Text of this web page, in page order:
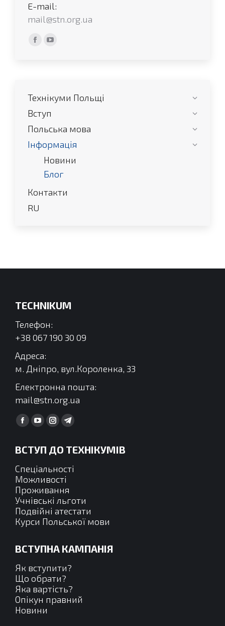
E-mail:
mail@stn.org.ua
Find us on:
Facebook
новому
вікні
YouTube
новому
вікні
Технікуми Польщі
Вступ
Польська мова
Інформація
Новини
Блог
Контакти
RU
TECHNIKUM
Телефон:
+38 067 190 30 09
Адреса:
м. Дніпро, вул.Короленка, 33
Електронна пошта:
mail@stn.org.ua
Find us on:
Facebook
відкривається
у
новому
вікні
YouTube
відкривається
у
новому
вікні
Instagram
відкривається
у
новому
вікні
Telegram
відкривається
у
вікні
ВСТУП ДО ТЕХНІКУМІВ
Спеціальності
Можливості
Проживання
Учнівські льготи
Подвійні атестати
Курси Польської мови
ВСТУПНА КАМПАНІЯ
Як вступити?
Що обрати?
Яка вартість?
Опікун правний
Новини